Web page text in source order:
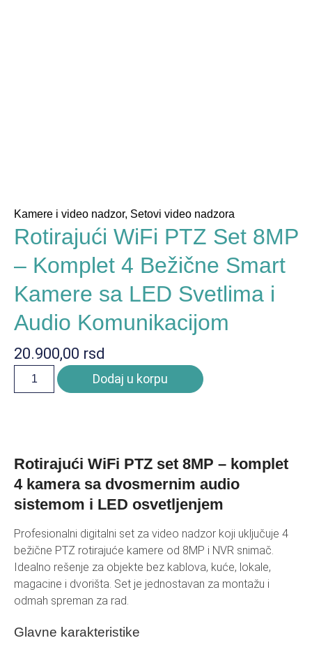
Rotirajući WiFi PTZ set 8MP – komplet
4 kamera sa dvosmernim audio
sistemom i LED osvetljenjem
Profesionalni digitalni set za video nadzor koji uključuje 4
bežične PTZ rotirajuće kamere od 8MP i NVR snimač.
Idealno rešenje za objekte bez kablova, kuće, lokale,
magacine i dvorišta. Set je jednostavan za montažu i
odmah spreman za rad.
Glavne karakteristike
Kamere i video nadzor, Setovi video nadzora
Rotirajući WiFi PTZ Set 8MP
– Komplet 4 Bežične Smart
Kamere sa LED Svetlima i
Audio Komunikacijom
20.900,00 rsd
Dodaj u korpu